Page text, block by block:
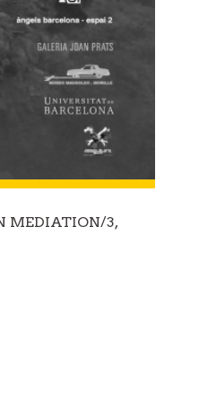
MEDIATION/3,